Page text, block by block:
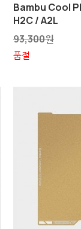
Bambu Cool
H2C / A2L
93,300원
품절